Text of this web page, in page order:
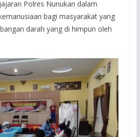
Polres Nunukan dalam
bagi masyarakat yang
darah yang di himpun oleh